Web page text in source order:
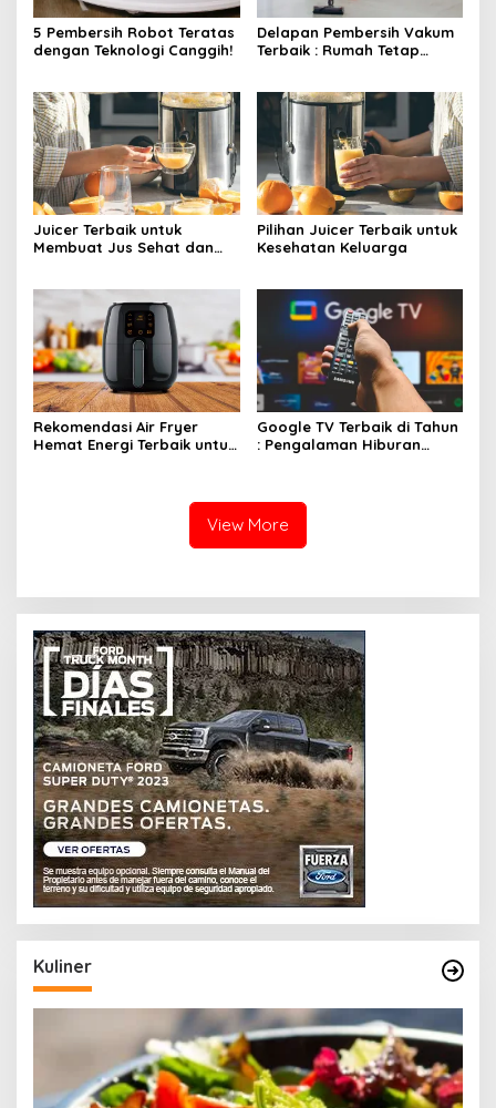
5 Pembersih Robot Teratas
dengan Teknologi Canggih!
Delapan Pembersih Vakum
Terbaik : Rumah Tetap
Juicer Terbaik untuk
Membuat Jus Sehat dan
Pilihan Juicer Terbaik untuk
Kesehatan Keluarga
Rekomendasi Air Fryer
Hemat Energi Terbaik untuk
Google TV Terbaik di Tahun
: Pengalaman Hiburan
View More
Kuliner